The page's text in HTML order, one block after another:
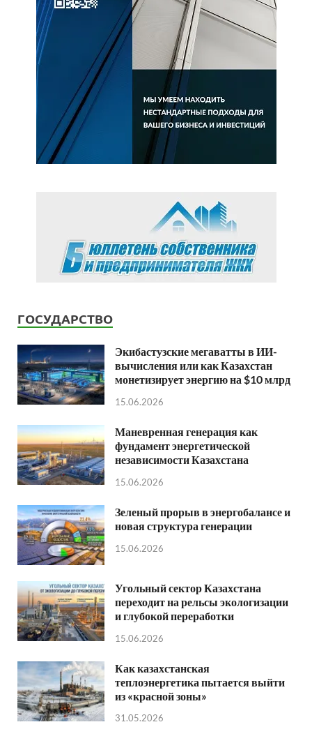
ГОСУДАРСТВО
Экибастузские мегаватты в ИИ-
вычисления или как Казахстан
монетизирует энергию на $10 млрд
15.06.2026
Маневренная генерация как
фундамент энергетической
независимости Казахстана
15.06.2026
Зеленый прорыв в энергобалансе и
новая структура генерации
15.06.2026
Угольный сектор Казахстана
переходит на рельсы экологизации
и глубокой переработки
15.06.2026
Как казахстанская
теплоэнергетика пытается выйти
из «красной зоны»
31.05.2026